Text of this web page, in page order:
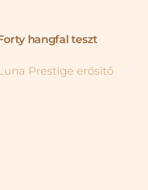
hangfal teszt